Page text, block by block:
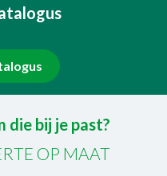
die bij je past?
OP MAAT